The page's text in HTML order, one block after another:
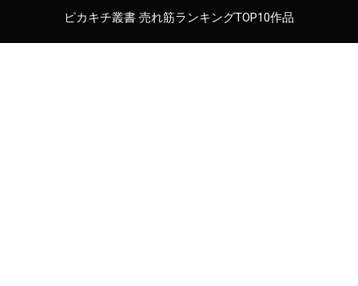
ピカキチ叢書 売れ筋ランキングTOP10作品